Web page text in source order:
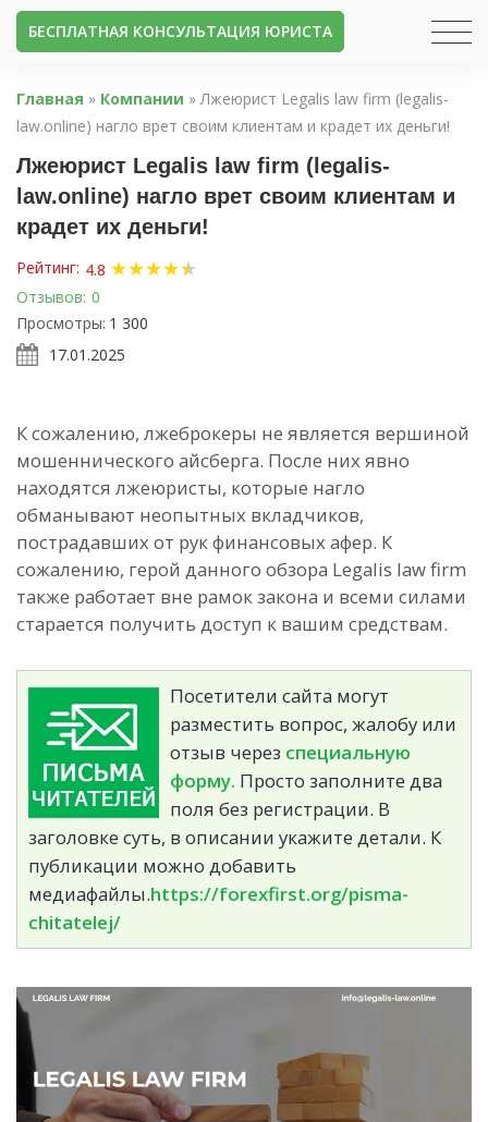
БЕСПЛАТНАЯ КОНСУЛЬТАЦИЯ ЮРИСТА
Главная » Компании »Лжеюрист Legalis law firm (legalis-
law.online) нагло врет своим клиентам и крадет их деньги!
Лжеюрист Legalis law firm (legalis-
law.online) нагло врет своим клиентам и
крадет их деньги!
Рейтинг: 4.8 ★★★★★
★
Отзывов: 0
Просмотры: 1 300
17.01.2025
К сожалению, лжеброкеры не является вершиной
мошеннического айсберга. После них явно
находятся лжеюристы, которые нагло
обманывают неопытных вкладчиков,
пострадавших от рук финансовых афер. К
сожалению, герой данного обзора Legalis law firm
также работает вне рамок закона и всеми силами
старается получить доступ к вашим средствам.
Посетители сайта могут
разместить вопрос, жалобу или
отзыв через специальную
форму. Просто заполните два
поля без регистрации. В
заголовке суть, в описании укажите детали. К
публикации можно добавить
медиафайлы.https://forexfirst.org/pisma-
chitatelej/